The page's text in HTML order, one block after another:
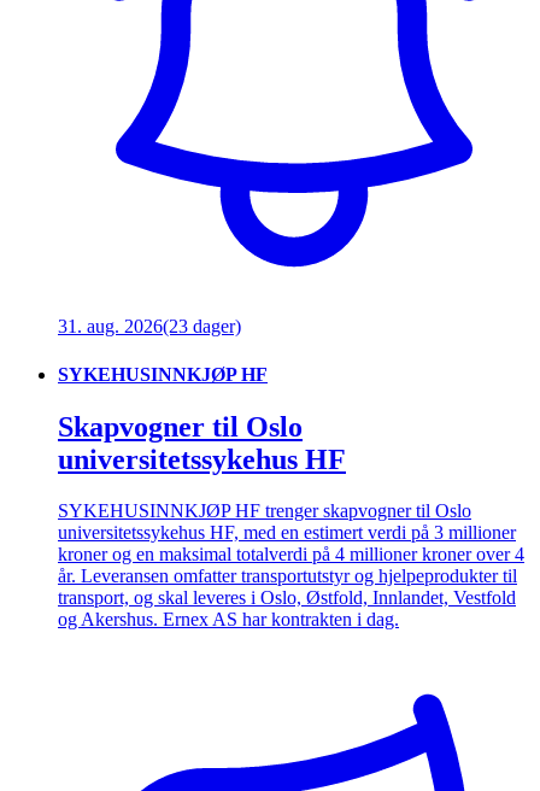
31. aug. 2026(23 dager)
SYKEHUSINNKJØP HF
Skapvogner til Oslo
universitetssykehus HF
SYKEHUSINNKJØP HF trenger skapvogner til Oslo
universitetssykehus HF, med en estimert verdi på 3 millioner
kroner og en maksimal totalverdi på 4 millioner kroner over 4
år. Leveransen omfatter transportutstyr og hjelpeprodukter til
transport, og skal leveres i Oslo, Østfold, Innlandet, Vestfold
og Akershus. Ernex AS har kontrakten i dag.